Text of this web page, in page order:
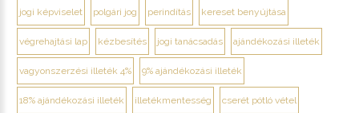
jogi képviselet polgári jog perindítás kereset benyújtása
végrehajtási lap kézbesítés jogi tanácsadás ajándékozási illeték
vagyonszerzési illeték 4% 9% ajándékozási illeték
18% ajándékozási illeték illetékmentesség cserét pótló vétel